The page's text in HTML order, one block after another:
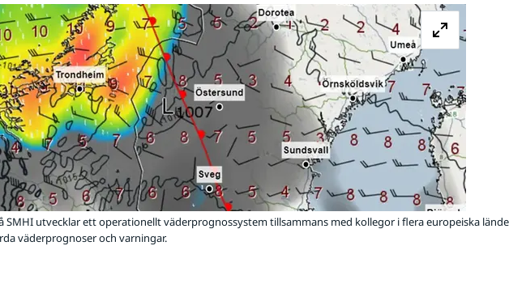
SMHI utvecklar ett operationellt väderprognossystem tillsammans med kollegor i flera europeiska
väderprognoser och varningar.